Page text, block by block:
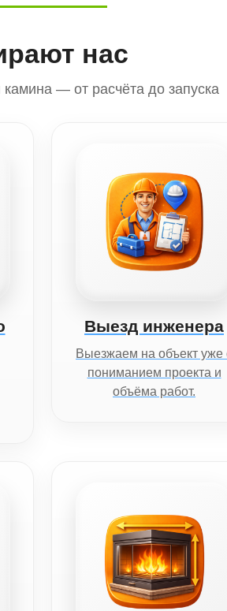
нас
— от расчёта до запуска
Выезд инженера
Выезжаем на объект уже
пониманием проекта и
объёма работ.